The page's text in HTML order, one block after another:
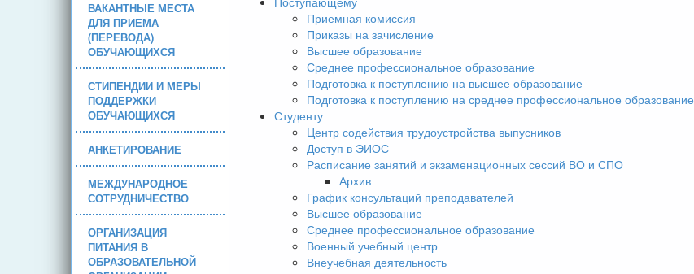
ВАКАНТНЫЕ МЕСТА
ДЛЯ ПРИЕМА
(ПЕРЕВОДА)
ОБУЧАЮЩИХСЯ
СТИПЕНДИИ И МЕРЫ
ПОДДЕРЖКИ
ОБУЧАЮЩИХСЯ
АНКЕТИРОВАНИЕ
МЕЖДУНАРОДНОЕ
СОТРУДНИЧЕСТВО
ОРГАНИЗАЦИЯ
ПИТАНИЯ В
ОБРАЗОВАТЕЛЬНОЙ
Приемная комиссия
Приказы на зачисление
Высшее образование
Среднее профессиональное образование
Подготовка к поступлению на высшее образование
Подготовка к поступлению на среднее профессиональное образование
Студенту
Центр содействия трудоустройства выпусников
Доступ в ЭИОС
Расписание занятий и экзаменационных сессий ВО и СПО
Архив
График консультаций преподавателей
Высшее образование
Среднее профессиональное образование
Военный учебный центр
Внеучебная деятельность